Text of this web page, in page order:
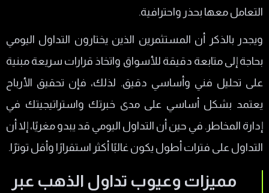
التعامل معها بحذر واحترافية.
ويجدر بالذكر أن المستثمرين الذين يختارون التداول اليومي
بحاجة إلى متابعة دقيقة للأسواق واتخاذ قرارات سريعة مبنية
على تحليل فني وأساسي دقيق. لذلك، فإن تحقيق الأرباح
يعتمد بشكل أساسي على مدى خبرتك واستراتيجيتك في
إدارة المخاطر. في حين أن التداول اليومي قد يبدو مغريًا، إلا أن
التداول على فترات أطول يكون غالبًا أكثر استقرارًا وأقل توترًا.
مميزات وعيوب تداول الذهب عبر